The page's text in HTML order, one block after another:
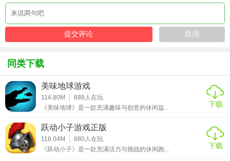
同类下载
美味地球游戏
114.80M 688 人在玩
《美味地球》是一款充满趣味与创意的休闲益...
下载
跃动小子游戏正版
116.04M 680人在玩
《跃动小子》是一款充满活力与挑战的休闲跑...
下载